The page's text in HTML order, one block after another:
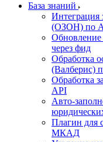
База знаний
Интеграция
(ОЗОН) по
через фид
Обработка
(Валберис)
Обработка
API
Авто-
Плагин для
МКАД